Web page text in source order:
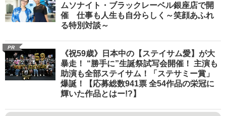
ムソナイト・ブラックレーベル銀座店で開
催 仕事も人生も自分らしく～笑顔あふれ
る特別対談～
PR
《祝59歳》日本中の【ステイサム愛】が大
暴走！ “勝手に”生誕祭試写会開催！ 主演も
助演も全部ステイサム！「ステサミー賞」
爆誕！【応募総数941票 全54作品の栄冠に
輝いた作品とはー!?】